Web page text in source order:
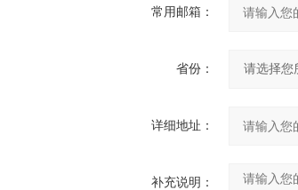
常用邮箱：
省份：
详细地址：
补充说明：